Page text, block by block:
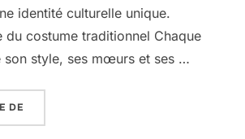
identité culturelle unique.
du costume traditionnel Chaque
son style, ses mœurs et ses …
DE